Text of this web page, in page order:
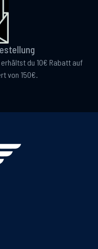
du 10€ Rabatt auf
von 150€.